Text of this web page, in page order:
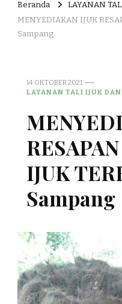
Beranda
LAYANAN
MENYEDIAKAN IJUK
Sampang
14 OKTOBER 2021
LAYANAN TALI IJUK DAN
IJUK
Sampang